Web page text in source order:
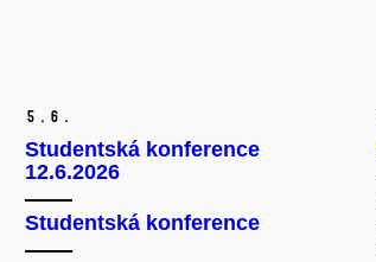
5. 6.
Studentská konference
12.6.2026
Studentská konference